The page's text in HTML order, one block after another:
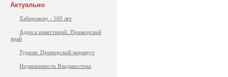
Актуально
Хабаровску - 160 лет
Адреса инвестиций. Приморский
край
Туризм: Приморский маршрут
Недвижимость Владивостока